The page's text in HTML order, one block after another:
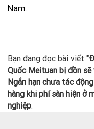
Nam.
Bạn đang đọc bài viết
Quốc Meituan bị đồn sẽ
Ngắn hạn chưa tác
hàng khi phí sàn hiện ở
nghiệp.